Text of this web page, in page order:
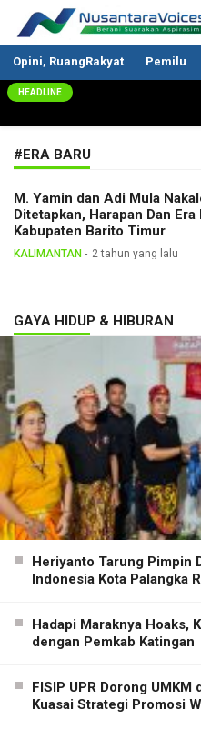
Nusantaravoices.id
Berani Suarakan Aspirasimu
Opini, RuangRakyat Pemilu
HEADLINE
#ERA BARU
M. Yamin dan Adi Mula
Ditetapkan, Harapan Dan Era
Kabupaten Barito Timur
KALIMANTAN 2 tahun yang lalu
GAYA HIDUP & HIBURAN
Heriyanto Tarung Pimpin
Indonesia Kota Palangka
Hadapi Maraknya Hoaks,
dengan Pemkab Katingan
FISIP UPR Dorong
Kuasai Strategi Promosi